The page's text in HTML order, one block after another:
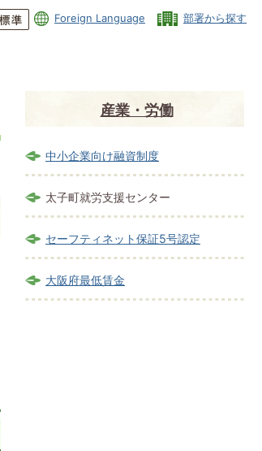
Foreign Language 部署から探す
産業・労働
中小企業向け融資制度
太子町就労支援センター
セーフティネット保証5号認定
大阪府最低賃金